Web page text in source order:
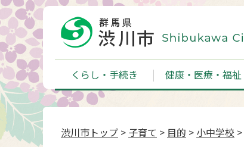
くらし・手続き 健康・医療・福祉
渋川市トップ > 子育て > 目的 > 小中学校 >